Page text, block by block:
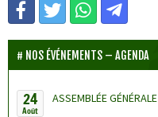
NOS ÉVÉNEMENTS – AGENDA
24
Août
ASSEMBLÉE GÉNÉRALE